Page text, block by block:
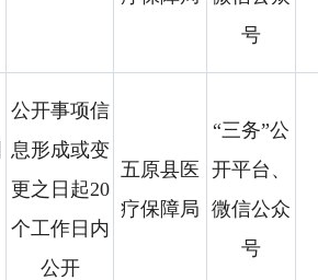
号
公开事项信
息形成或变
更之日起20
个工作日内
公开
五原县医
疗保障局
“三务”公
开平台、
微信公众
号